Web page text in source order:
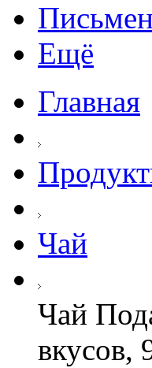
Ещё
Главная
Чай
Чай
вкусов,